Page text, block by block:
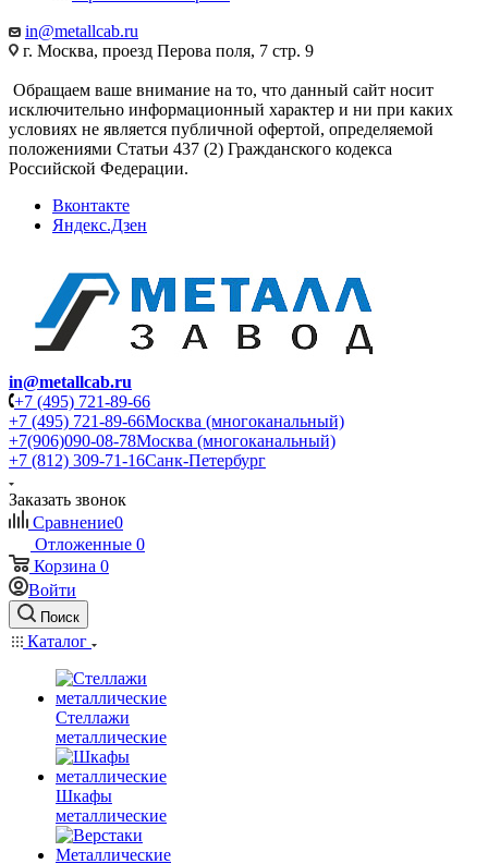
in@metallcab.ru
г. Москва, проезд Перова поля, 7 стр. 9
Обращаем ваше внимание на то, что данный сайт носит
исключительно информационный характер и ни при каких
условиях не является публичной офертой, определяемой
положениями Статьи 437 (2) Гражданского кодекса
Российской Федерации.
Вконтакте
Яндекс.Дзен
in@metallcab.ru
+7 (495) 721-89-66
+7 (495) 721-89-66Москва (многоканальный)
+7(906)090-08-78Москва (многоканальный)
+7 (812) 309-71-16Санк-Петербург
Заказать звонок
Сравнение0
Отложенные 0
Корзина 0
Войти
Поиск
Каталог
Стеллажи
металлические
Шкафы
металлические